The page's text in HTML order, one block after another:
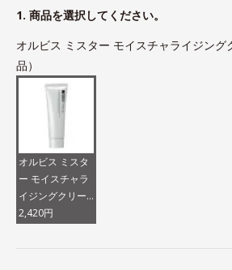
1. 商品を選択してください。
オルビス ミスター モイスチャライジング
品）
オルビス ミスタ
ー モイスチャラ
イジングクリー
ム（医薬部外
2,420円